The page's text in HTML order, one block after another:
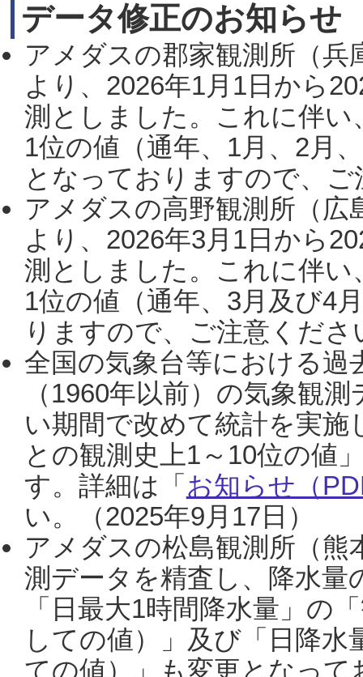
データ修正のお知らせ
アメダスの郡家観測所（
より、2026年1月1日から
測としました。これに伴い
1位の値（通年、1月、2月
となっておりますので、
アメダスの高野観測所（
より、2026年3月1日から
測としました。これに伴い
1位の値（通年、3月及び4
りますので、ご注意くだ
全国の気象台等における過
（1960年以前）の気象観
い期間で改めて統計を実
との観測史上1～10位の値
す。詳細は「 お知らせ（
い。（2025年9月17日）
アメダスの松島観測所（熊
測データを精査し、降水
「日最大1時間降水量」の
しての値）」及び「日降
ての値）」も変更となっ